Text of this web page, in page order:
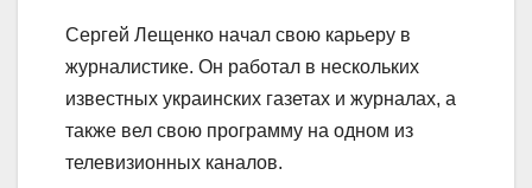
Сергей Лещенко начал свою карьеру в
журналистике. Он работал в нескольких
известных украинских газетах и журналах, а
также вел свою программу на одном из
телевизионных каналов.